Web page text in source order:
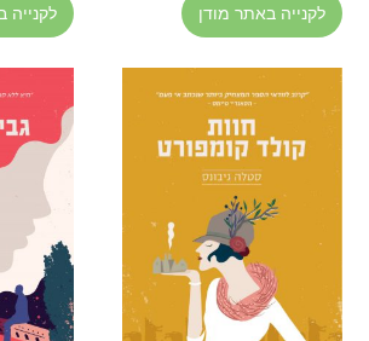
לקנייה באתר מודן לקנייה